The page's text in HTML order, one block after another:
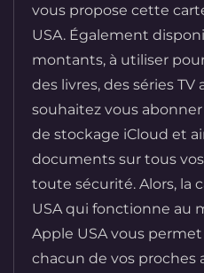
vous propose cette
USA. Également
montants, à utiliser
des livres, des séries
souhaitez vous
de stockage iCloud et
documents sur tous
toute sécurité. Alors, la
USA qui fonctionne au
Apple USA vous permet
chacun de vos proches